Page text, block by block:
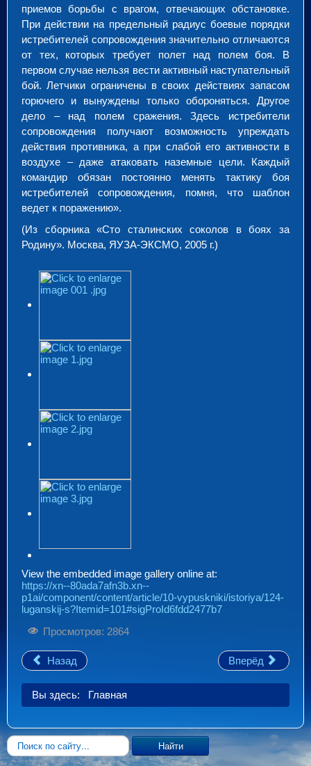
приемов борьбы с врагом, отвечающих обстановке.
При действии на предельный радиус боевые порядки
истребителей сопровождения значительно отличаются
от тех, которых требует полет над полем боя. В
первом случае нельзя вести активный наступательный
бой. Летчики ограничены в своих действиях запасом
горючего и вынуждены только обороняться. Другое
дело – над полем сражения. Здесь истребители
сопровождения получают возможность упреждать
действия противника, а при слабой его активности в
воздухе – даже атаковать наземные цели. Каждый
командир обязан постоянно менять тактику боя
истребителей сопровождения, помня, что шаблон
ведет к поражению».
(Из сборника «Сто сталинских соколов в боях за
Родину». Москва, ЯУЗА-ЭКСМО, 2005 г.)
View the embedded image gallery online at:
https://xn--80ada7afn3b.xn--
p1ai/component/content/article/10-vypuskniki/istoriya/124-
luganskij-s?Itemid=101#sigProId6fdd2477b7
Просмотров: 2864
Назад Вперёд
Вы здесь: Главная
Искать... Найти